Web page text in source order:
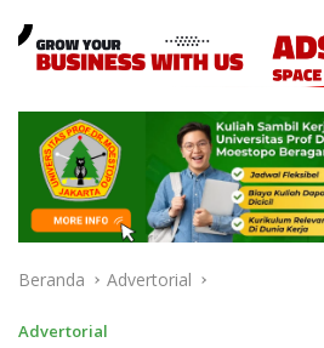
Beranda Advertorial
Advertorial